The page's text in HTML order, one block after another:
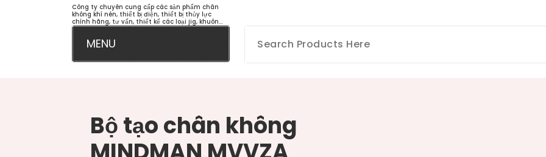
Công ty chuyên cung cấp các sản phẩm chân
không khí nén, thiết bị điện, thiết bị thủy lực
chính hãng, tư vấn, thiết kế các loại jig, khuôn...
MENU
Bộ tạo chân không